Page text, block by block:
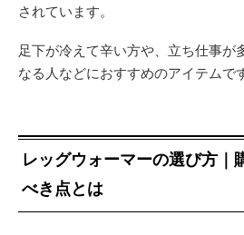
されています。
足下が冷えて辛い方や、立ち仕事が
なる人などにおすすめのアイテムで
レッグウォーマーの選び方｜
べき点とは